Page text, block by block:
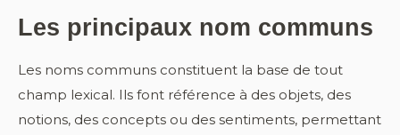
Les principaux nom communs
Les noms communs constituent la base de tout
champ lexical. Ils font référence à des objets, des
notions, des concepts ou des sentiments, permettant